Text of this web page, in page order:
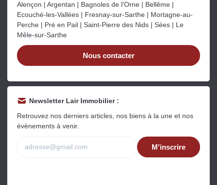
Alençon | Argentan | Bagnoles de l'Orne | Bellême |
Ecouché-les-Vallées | Fresnay-sur-Sarthe | Mortagne-au-
Perche | Pré en Pail | Saint-Pierre des Nids | Sées | Le
Mêle-sur-Sarthe
Nous contacter
Newsletter Lair Immobilier :
Retrouvez nos derniers articles, nos biens à la une et nos
évènements à venir.
M'inscrire